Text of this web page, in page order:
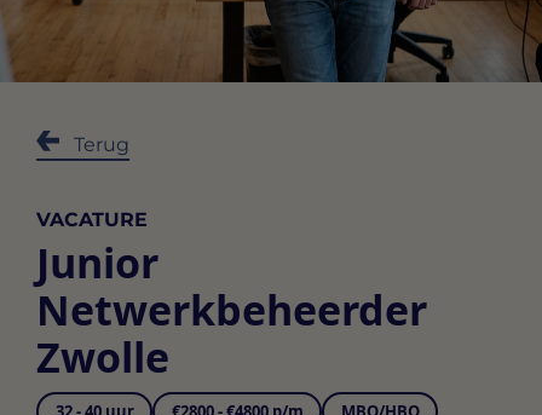
Terug
VACATURE
Junior
Netwerkbeheerder
Zwolle